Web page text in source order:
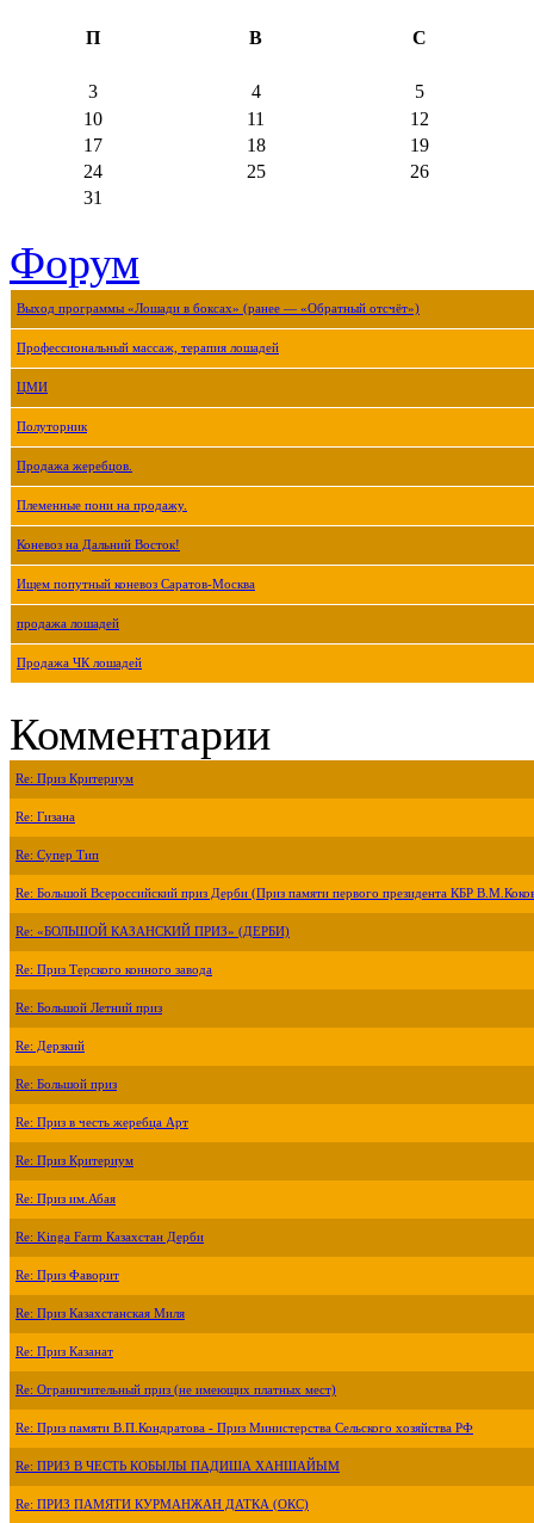
П В С
3 4
5
10
11
12
17
18
19
24
25
26
31
Форум
Выход программы «Лошади в боксах» (ранее — «Обратный отсчёт»)
Профессиональный массаж, терапия лошадей
ЦМИ
Полуторник
Продажа жеребцов.
Племенные пони на продажу.
Коневоз на Дальний Восток!
Ищем попутный коневоз Саратов-Москва
продажа лошадей
Продажа ЧК лошадей
Комментарии
Re: Приз Критериум
Re: Гизана
Re: Супер Тип
Re: Большой Всероссийский приз Дерби (Приз памяти первого президента КБР
Re: «БОЛЬШОЙ КАЗАНСКИЙ ПРИЗ» (ДЕРБИ)
Re: Приз Терского конного завода
Re: Большой Летний приз
Re: Дерзкий
Re: Большой приз
Re: Приз в честь жеребца Арт
Re: Приз Критериум
Re: Приз им.Абая
Re: Kinga Farm Казахстан Дерби
Re: Приз Фаворит
Re: Приз Казахстанская Миля
Re: Приз Казанат
Re: Ограничительный приз (не имеющих платных мест)
Re: Приз памяти В.П.Кондратова - Приз Министерства Сельского хозяйства РФ
Re: ПРИЗ В ЧЕСТЬ КОБЫЛЫ ПАДИША ХАНШАЙЫМ
Re: ПРИЗ ПАМЯТИ КУРМАНЖАН ДАТКА (ОКС)